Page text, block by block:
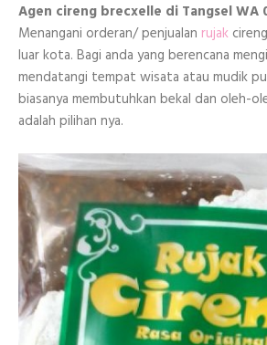
0895327802167
Agen cireng brecxelle di Tangsel WA
Menangani orderan/ penjualan rujak
luar kota. Bagi anda yang berencana
mendatangi tempat wisata atau mudik
biasanya membutuhkan bekal dan oleh-
adalah pilihan nya.